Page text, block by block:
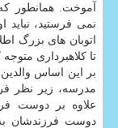
آموخت. همانطور
نمی فرستید، نباید
اتوبان های بزرگ
تا كلاهبرداری
بر این اساس
مدرسه، زیر نظر
علاوه بر دوست
دوست فرزندشان